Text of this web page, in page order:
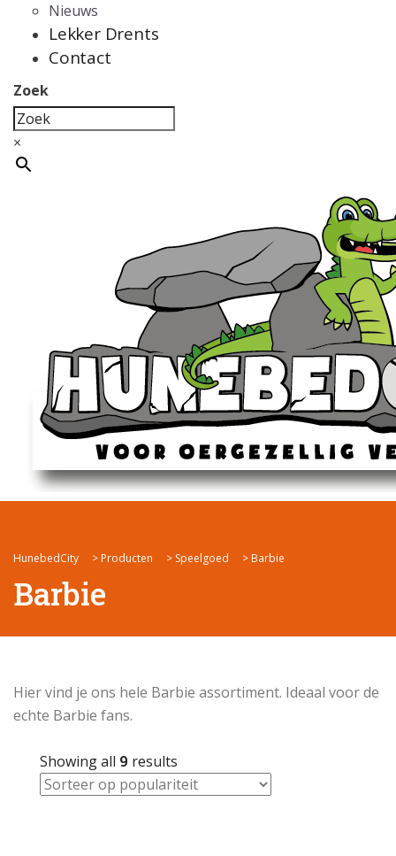
Nieuws
Lekker Drents
Contact
Zoek
×
HunebedCity > Producten > Speelgoed > Barbie
Barbie
Hier vind je ons hele Barbie assortiment. Ideaal voor de
echte Barbie fans.
Showing all 9 results